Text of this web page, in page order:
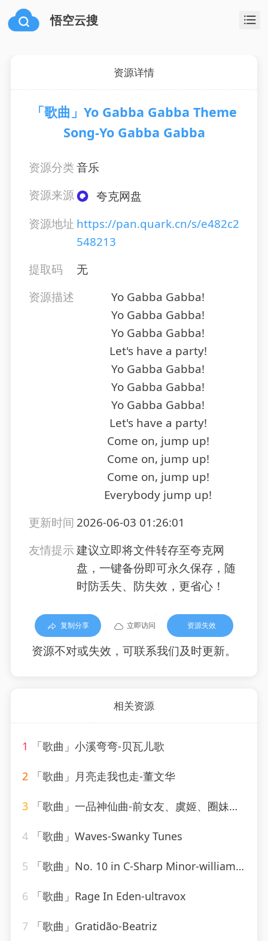
悟空云搜
资源详情
「歌曲」Yo Gabba Gabba Theme
Song-Yo Gabba Gabba
资源分类音乐
资源来源
夸克网盘
资源地址 https://pan.quark.cn/s/e482c2
548213
提取码
无
资源描述
Yo Gabba Gabba!
Yo Gabba Gabba!
Yo Gabba Gabba!
Let's have a party!
Yo Gabba Gabba!
Yo Gabba Gabba!
Yo Gabba Gabba!
Let's have a party!
Come on, jump up!
Come on, jump up!
Come on, jump up!
Everybody jump up!
更新时间 2026-06-03 01:26:01
友情提示建议立即将文件转存至夸克网
盘，一键备份即可永久保存，随
时防丢失、防失效，更省心！
复制分享 立即访问 资源失效
资源不对或失效，可联系我们及时更新。
相关资源
1 「歌曲」小溪弯弯-贝瓦儿歌
2 「歌曲」月亮走我也走-董文华
3 「歌曲」一品神仙曲-前女友、虞姬、圈妹、小奶瓶
4 「歌曲」Waves-Swanky Tunes
5 「歌曲」No. 10 in C-Sharp Minor-william kapell、Dmitri Shostakovich
6 「歌曲」Rage In Eden-ultravox
7 「歌曲」Gratidão-Beatriz